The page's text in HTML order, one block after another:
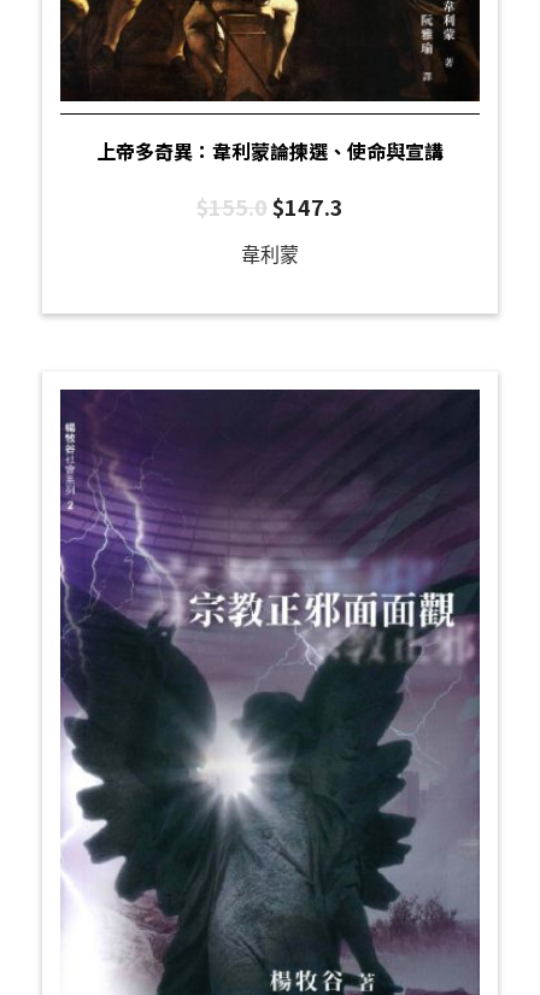
上帝多奇異：韋利蒙論揀選、使命與宣講
$155.0$147.3
韋利蒙